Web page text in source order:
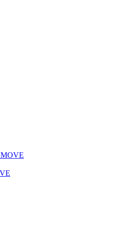
タント
してレシピを紹介。東...
援 エンジェルズハウス研究所所
科学者